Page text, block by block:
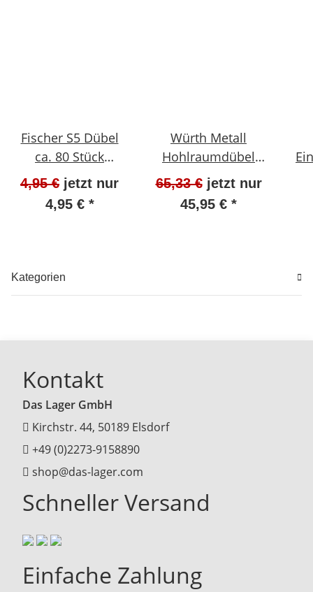
Fischer S5 Dübel
ca. 80 Stück
gemischt NEU
#W100-K6
4,95 € jetzt nur
4,95 € *
Würth Metall
Hohlraumdübel
5x52 ca. 90 Stück
NEU #W207-810
65,33 € jetzt nur
45,95 € *
Kategorien
Kontakt
Das Lager GmbH
Kirchstr. 44, 50189 Elsdorf
+49 (0)2273-9158890
shop@das-lager.com
Schneller Versand
Einfache Zahlung